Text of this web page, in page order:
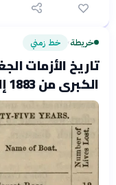
دهشة اختيار متعدد
المثيرة للجدل
خريطة› خط زمني
تاريخ الأزمات
الكبرى من 1883 إلى 2026